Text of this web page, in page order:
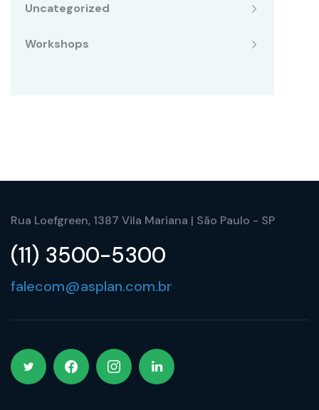
Uncategorized
Workshops
Rua Loefgreen, 1387 Vila Mariana | São Paulo - SP
(11) 3500-5300
falecom@asplan.com.br